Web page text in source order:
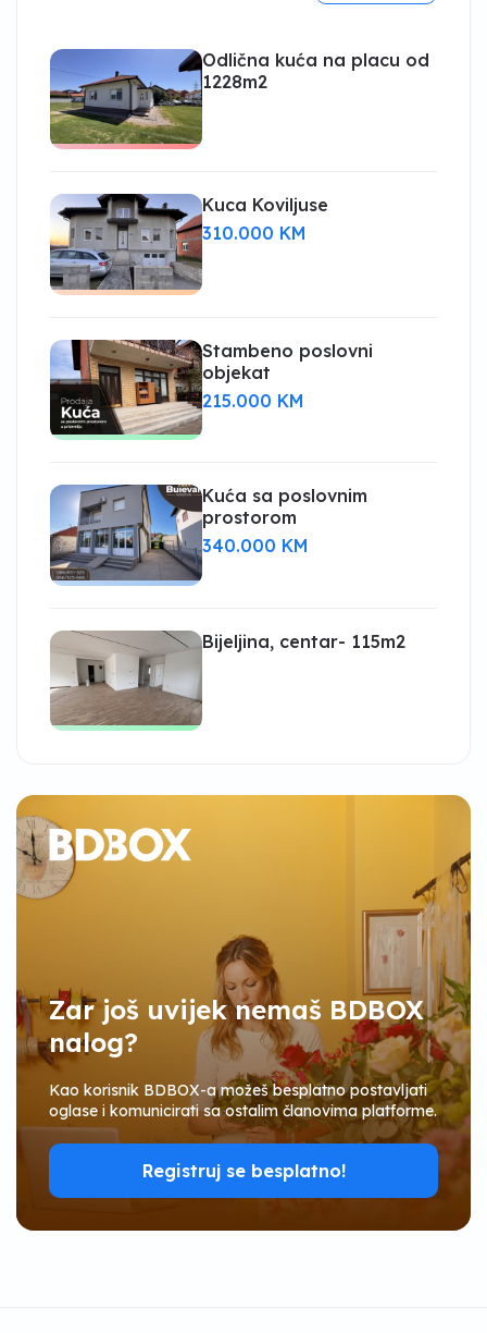
Odlična kuća na placu od
1228m2
Kuca Koviljuse
310.000 KM
Stambeno poslovni
objekat
215.000 KM
Kuća sa poslovnim
prostorom
340.000 KM
Bijeljina, centar- 115m2
Zar još uvijek nemaš BDBOX
nalog?
Kao korisnik BDBOX-a možeš besplatno postavljati
oglase i komunicirati sa ostalim članovima platforme.
Registruj se besplatno!